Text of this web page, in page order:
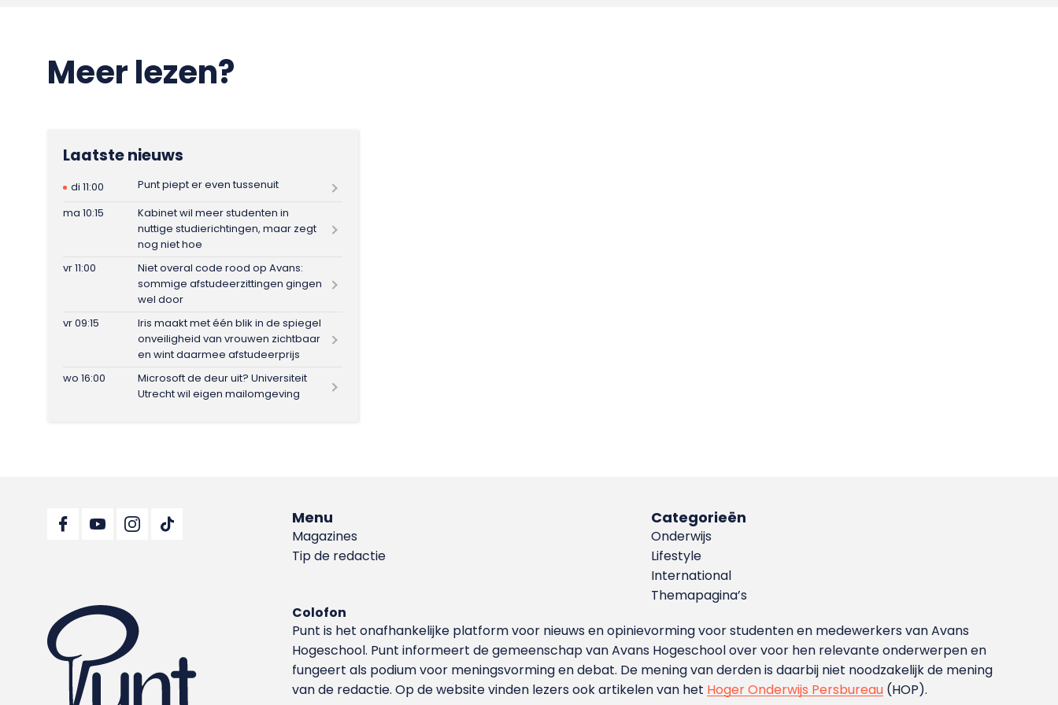
Meer lezen?
Laatste nieuws
di 11:00
Punt piept er even tussenuit
ma 10:15
Kabinet wil meer studenten in
nuttige studierichtingen, maar zegt
nog niet hoe
vr 11:00
Niet overal code rood op Avans:
sommige afstudeerzittingen gingen
wel door
vr 09:15
Iris maakt met één blik in de spiegel
onveiligheid van vrouwen zichtbaar
en wint daarmee afstudeerprijs
wo 16:00
Microsoft de deur uit? Universiteit
Utrecht wil eigen mailomgeving
Menu
Magazines
Tip de redactie
Categorieën
Onderwijs
Lifestyle
International
Themapagina’s
Colofon
Punt is het onafhankelijke platform voor nieuws en opinievorming voor studenten en medewerkers van Avans
Hoge­school. Punt informeert de gemeenschap van Avans Hogeschool over voor hen relevante onderwerpen en
fungeert als podium voor meningsvorming en debat. De mening van derden is daarbij niet noodzakelijk de mening
van de redactie. Op de website vinden lezers ook artikelen van het Hoger Onderwijs Persbureau (HOP).